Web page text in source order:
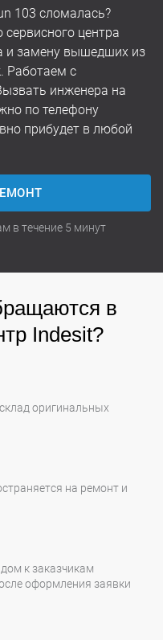
103 сломалась?
центра
и замену вышедших из
Работаем с
инженера на
по телефону
прибудет в любой
в течение 5 минут
в
Indesit?
оригинальных
на ремонт и
к заказчикам
оформления заявки